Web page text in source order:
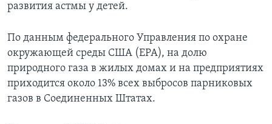
развития астмы у детей.
По данным федерального Управления по охране
окружающей среды США (EPA), на долю
природного газа в жилых домах и на предприятиях
приходится около 13% всех выбросов парниковых
газов в Соединенных Штатах.